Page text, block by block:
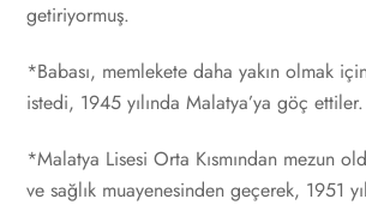
getiriyormuş.
*Babası, memlekete daha yakın olmak
istedi, 1945 yılında Malatya’ya göç ettiler.
*Malatya Lisesi Orta Kısmından mezun
ve sağlık muayenesinden geçerek, 1951